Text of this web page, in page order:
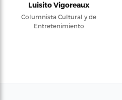
Luisito Vigoreaux
Columnista Cultural y de
Entretenimiento